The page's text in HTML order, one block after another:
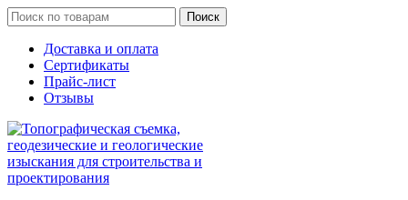
Поиск
Доставка и оплата
Сертификаты
Прайс-лист
Отзывы